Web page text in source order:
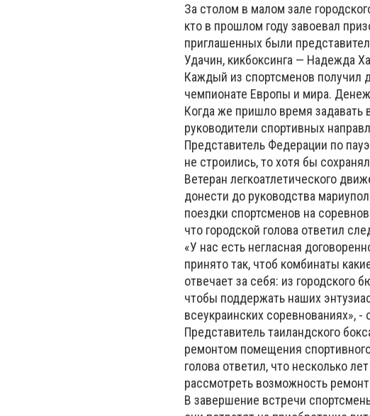
За столом в малом зале
кто в прошлом году завоевал
приглашенных были
Удачин, кикбоксинга — Надежда
Каждый из спортсменов получил
чемпионате Европы и мира.
Когда же пришло время задавать
руководители спортивных
Представитель Федерации по
не строились, то хотя бы
Ветеран легкоатлетического
донести до руководства
поездки спортсменов на
что городской голова ответил
«У нас есть негласная
принято так, чтоб комбинаты
отвечает за себя: из
чтобы поддержать наших
всеукраинских соревнованиях»,
Представитель таиландского
ремонтом помещения
голова ответил, что несколько
рассмотреть возможность
В завершение встречи